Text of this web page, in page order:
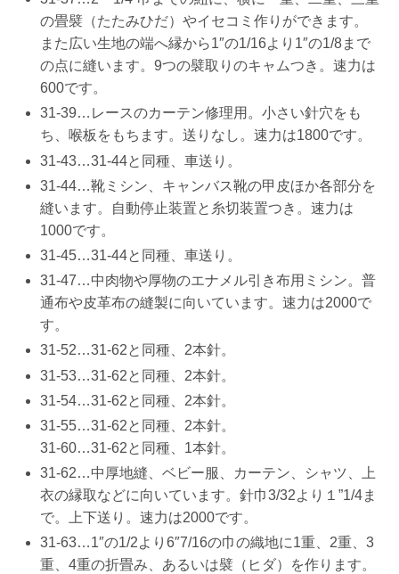
の畳襞（たたみひだ）やイセコミ作りができます。
また広い生地の端へ縁から1″の1/16より1″の1/8まで
の点に縫います。9つの襞取りのキャムつき。速力は
600です。
31-39…レースのカーテン修理用。小さい針穴をも
ち、喉板をもちます。送りなし。速力は1800です。
31-43…31-44と同種、車送り。
31-44…靴ミシン、キャンバス靴の甲皮ほか各部分を
縫います。自動停止装置と糸切装置つき。速力は
1000です。
31-45…31-44と同種、車送り。
31-47…中肉物や厚物のエナメル引き布用ミシン。普
通布や皮革布の縫製に向いています。速力は2000で
す。
31-52…31-62と同種、2本針。
31-53…31-62と同種、2本針。
31-54…31-62と同種、2本針。
31-55…31-62と同種、2本針。
31-60…31-62と同種、1本針。
31-62…中厚地縫、ベビー服、カーテン、シャツ、上
衣の縁取などに向いています。針巾3/32より１”1/4ま
で。上下送り。速力は2000です。
31-63…1″の1/2より6″7/16の巾の織地に1重、2重、3
重、4重の折畳み、あるいは襞（ヒダ）を作ります。